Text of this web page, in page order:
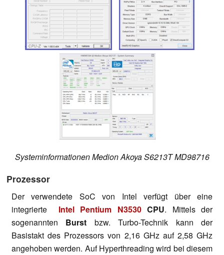
Systeminformationen Medion Akoya S6213T MD98716
Prozessor
Der verwendete SoC von Intel verfügt über eine
integrierte Intel Pentium N3530CPU. Mittels der
sogenannten Burst bzw. Turbo-Technik kann der
Basistakt des Prozessors von 2,16 GHz auf 2,58 GHz
angehoben werden. Auf Hyperthreading wird bei diesem